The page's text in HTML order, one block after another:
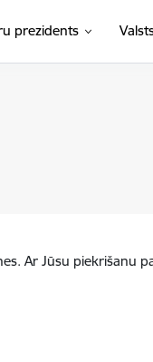
prezidents
Ar Jūsu piekrišanu